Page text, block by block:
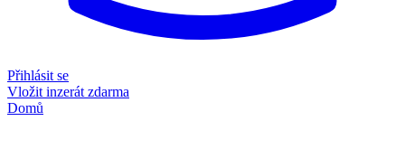
Přihlásit se
Vložit inzerát zdarma
Domů